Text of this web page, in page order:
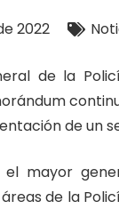
2022
de la
de un
el mayor
de la